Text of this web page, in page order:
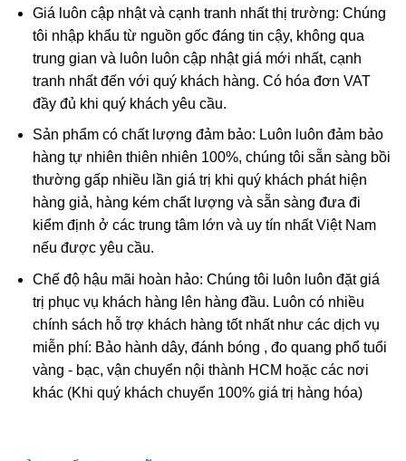
Ngày nay, Phật Di Lặc Đá Ruby được tạo hình nhiều kiểu
khác nhau chứ không có 1 kiểu nhất định:
Phật Di Lặc nô đùa cùng bọn trẻ
Phật Di Lặc kéo túi tiền
Giá luôn cập nhật và cạnh tranh nhất thị trường: Chúng
tôi nhập khẩu từ nguồn gốc đáng tin cậy, không qua
trung gian và luôn luôn cập nhật giá mới nhất, cạnh
tranh nhất đến với quý khách hàng. Có hóa đơn VAT
đầy đủ khi quý khách yêu cầu.
Sản phẩm có chất lượng đảm bảo: Luôn luôn đảm bảo
hàng tự nhiên thiên nhiên 100%, chúng tôi sẵn sàng bồi
thường gấp nhiều lần giá trị khi quý khách phát hiện
hàng giả, hàng kém chất lượng và sẵn sàng đưa đi
kiểm định ở các trung tâm lớn và uy tín nhất Việt Nam
nếu được yêu cầu.
Chế độ hậu mãi hoàn hảo: Chúng tôi luôn luôn đặt giá
trị phục vụ khách hàng lên hàng đầu. Luôn có nhiều
chính sách hỗ trợ khách hàng tốt nhất như các dịch vụ
miễn phí: Bảo hành dây, đánh bóng , đo quang phổ tuổi
vàng - bạc, vận chuyển nội thành HCM hoặc các nơi
khác (Khi quý khách chuyển 100% giá trị hàng hóa)